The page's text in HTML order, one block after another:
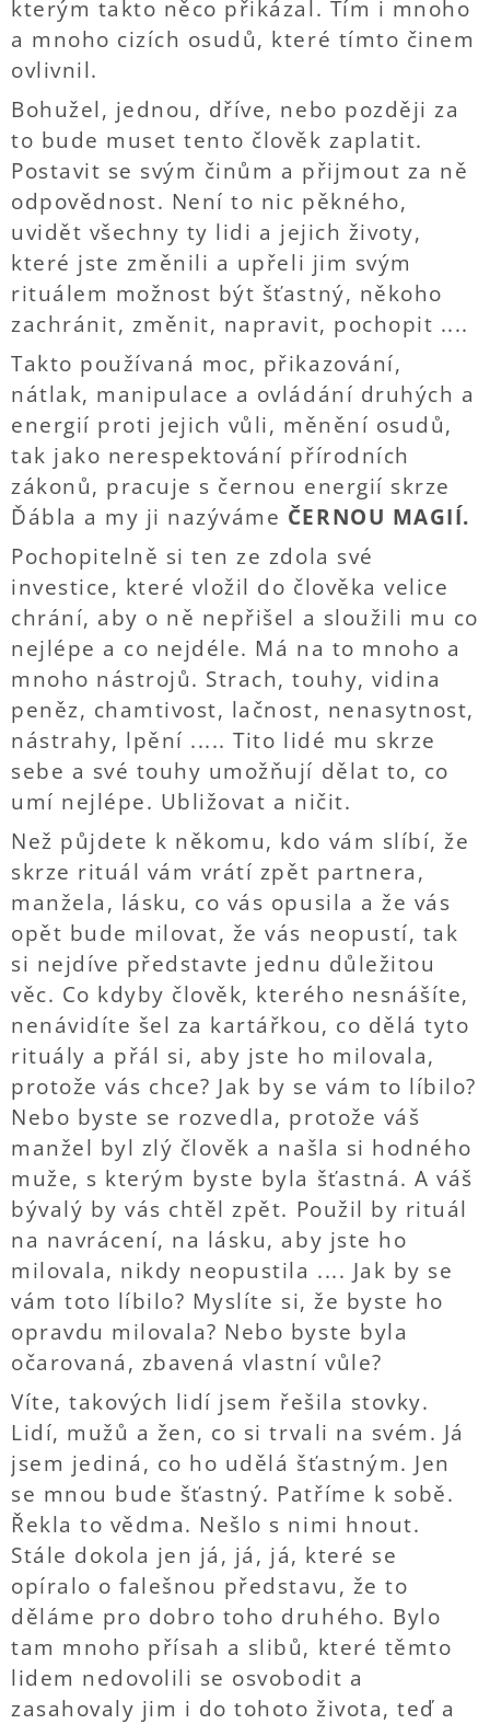
kterým takto něco přikázal. Tím i mnoho
a mnoho cizích osudů, které tímto činem
ovlivnil.
Bohužel, jednou, dříve, nebo později za
to bude muset tento člověk zaplatit.
Postavit se svým činům a přijmout za ně
odpovědnost. Není to nic pěkného,
uvidět všechny ty lidi a jejich životy,
které jste změnili a upřeli jim svým
rituálem možnost být šťastný, někoho
zachránit, změnit, napravit, pochopit ....
Takto používaná moc, přikazování,
nátlak, manipulace a ovládání druhých a
energií proti jejich vůli, měnění osudů,
tak jako nerespektování přírodních
zákonů, pracuje s černou energií skrze
Ďábla a my ji nazýváme ČERNOU MAGIÍ.
Pochopitelně si ten ze zdola své
investice, které vložil do člověka velice
chrání, aby o ně nepřišel a sloužili mu co
nejlépe a co nejdéle. Má na to mnoho a
mnoho nástrojů. Strach, touhy, vidina
peněz, chamtivost, lačnost, nenasytnost,
nástrahy, lpění ..... Tito lidé mu skrze
sebe a své touhy umožňují dělat to, co
umí nejlépe. Ubližovat a ničit.
Než půjdete k někomu, kdo vám slíbí, že
skrze rituál vám vrátí zpět partnera,
manžela, lásku, co vás opusila a že vás
opět bude milovat, že vás neopustí, tak
si nejdíve představte jednu důležitou
věc. Co kdyby člověk, kterého nesnášíte,
nenávidíte šel za kartářkou, co dělá tyto
rituály a přál si, aby jste ho milovala,
protože vás chce? Jak by se vám to líbilo?
Nebo byste se rozvedla, protože váš
manžel byl zlý člověk a našla si hodného
muže, s kterým byste byla šťastná. A váš
bývalý by vás chtěl zpět. Použil by rituál
na navrácení, na lásku, aby jste ho
milovala, nikdy neopustila .... Jak by se
vám toto líbilo? Myslíte si, že byste ho
opravdu milovala? Nebo byste byla
očarovaná, zbavená vlastní vůle?
Víte, takových lidí jsem řešila stovky.
Lidí, mužů a žen, co si trvali na svém. Já
jsem jediná, co ho udělá šťastným. Jen
se mnou bude šťastný. Patříme k sobě.
Řekla to vědma. Nešlo s nimi hnout.
Stále dokola jen já, já, já, které se
opíralo o falešnou představu, že to
děláme pro dobro toho druhého. Bylo
tam mnoho přísah a slibů, které těmto
lidem nedovolili se osvobodit a
zasahovaly jim i do tohoto života, teď a